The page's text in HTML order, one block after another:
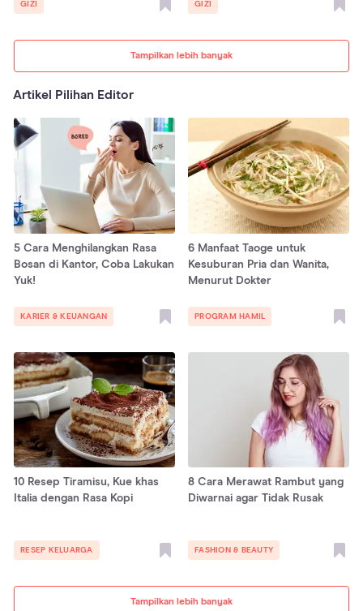
Tampilkan lebih banyak
GIZI GIZI
Artikel Pilihan Editor
Tampilkan lebih banyak
5 Cara Menghilangkan Rasa
Bosan di Kantor, Coba Lakukan
Yuk!
KARIER & KEUANGAN
6 Manfaat Taoge untuk
Kesuburan Pria dan Wanita,
Menurut Dokter
PROGRAM HAMIL
10 Resep Tiramisu, Kue khas
Italia dengan Rasa Kopi
RESEP KELUARGA
8 Cara Merawat Rambut yang
Diwarnai agar Tidak Rusak
FASHION & BEAUTY